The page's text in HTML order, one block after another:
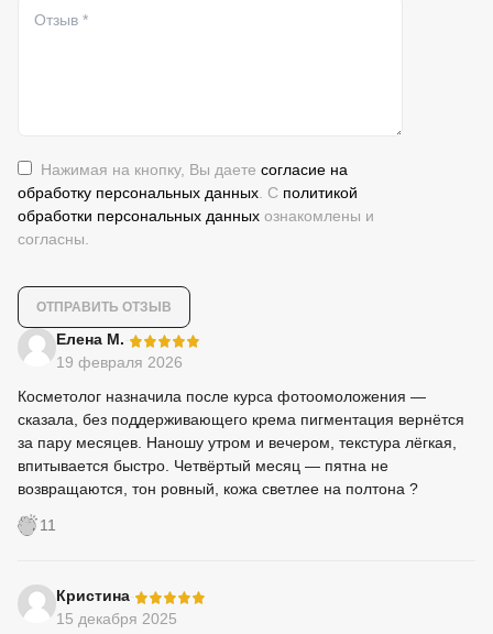
Нажимая на кнопку, Вы даете согласие на
обработку персональных данных . С политикой
обработки персональных данных ознакомлены и
согласны.
Елена М.
19 февраля 2026
Косметолог назначила после курса фотоомоложения —
сказала, без поддерживающего крема пигментация вернётся
за пару месяцев. Наношу утром и вечером, текстура лёгкая,
впитывается быстро. Четвёртый месяц — пятна не
возвращаются, тон ровный, кожа светлее на полтона ?
11
Кристина
15 декабря 2025